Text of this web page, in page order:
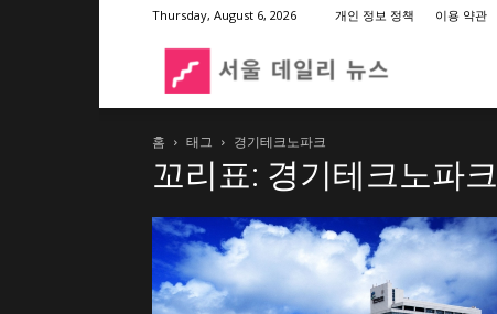
Thursday, August 6, 2026 개인 정보 정책 이용 약관
데
일
홈 태그 경기테크노파크
꼬리표: 경기테크노파크